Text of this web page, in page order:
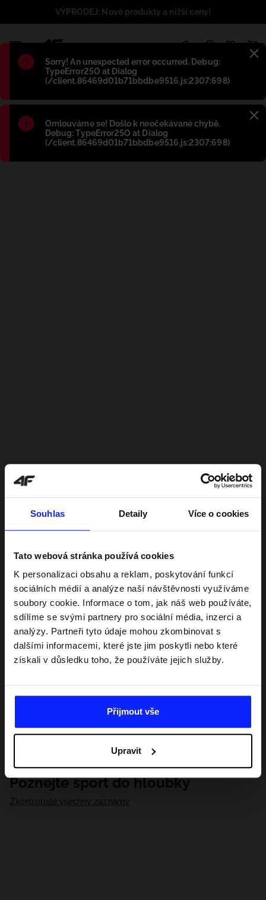
Souhlas Detaily Více o cookies
Tato webová stránka používá cookies
K personalizaci obsahu a reklam, poskytování funkcí
sociálních médií a analýze naší návštěvnosti využíváme
soubory cookie. Informace o tom, jak náš web používáte,
sdílíme se svými partnery pro sociální média, inzerci a
analýzy. Partneři tyto údaje mohou zkombinovat s
dalšími informacemi, které jste jim poskytli nebo které
získali v důsledku toho, že používáte jejich služby.
Přijmout vše
Upravit
Błąd:
Sorry! An unexpected error occurred. Debug:
TypeError25O at Dialog
(/client.86469d01b71bbdbe9516.js:2307:698)
Błąd:
Omlouváme se! Došlo k neočekávané chybě.
Debug: TypeError25O at Dialog
(/client.86469d01b71bbdbe9516.js:2307:698)
VÝPRODEJ: Nové produkty a nižší ceny!
Poznejte sport do hloubky
Zkontrolujte všechny záznamy